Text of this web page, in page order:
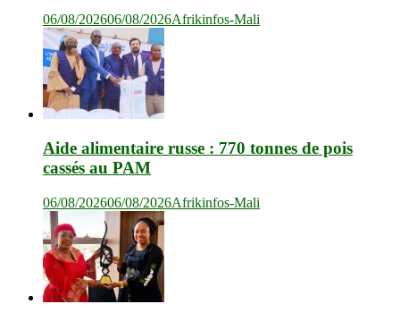
06/08/202606/08/2026Afrikinfos-Mali
Aide alimentaire russe : 770 tonnes de pois
cassés au PAM
06/08/202606/08/2026Afrikinfos-Mali